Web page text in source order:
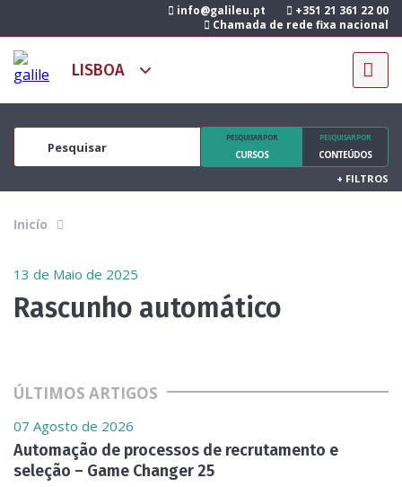
info@galileu.pt
+351 21 361 22 00
Chamada de rede fixa nacional
PESQUISAR POR
CURSOS
PESQUISAR POR
CONTEÚDOS
+ FILTROS
Inicío
13 de Maio de 2025
Rascunho automático
ÚLTIMOS ARTIGOS
07 Agosto de 2026
Automação de processos de recrutamento e
seleção – Game Changer 25